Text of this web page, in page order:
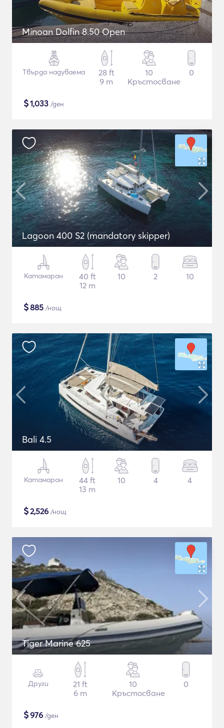
Minoan Dolfin 8.50 Open
Твърда надуваема
28 ft
9 m
10
Кръстосване
0
$1,033 /ден
Lagoon 400 S2 (mandatory skipper)
Катамаран
40 ft
12 m
10 2 10
$885 /нощ
Bali 4.5
Катамаран
44 ft
13 m
10 4 4
$2,526 /нощ
Tiger Marine 625
Други
21 ft
6 m
10
Кръстосване
0
$976 /ден